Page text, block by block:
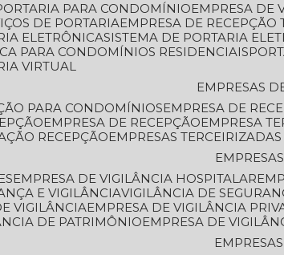
PARA CONDOMÍNIO
EMPRESA
DE PORTARIA
EMPRESA DE
ELETRÔNICA SISTEMA DE PORTARIA
PARA CONDOMÍNIOS RESIDENCIAIS
VIRTUAL
EMPRESAS
PARA CONDOMÍNIOS
EMPRESA DE
EMPRESA DE RECEPÇÃO EMPRESA
RECEPÇÃO
EMPRESAS
EMPRESA DE VIGILÂNCIA HOSPITALAR
E VIGILÂNCIA VIGILÂNCIA DE
VIGILÂNCIA
EMPRESA DE VIGILÂNCIA
DE PATRIMÔNIO
EMPRESA DE